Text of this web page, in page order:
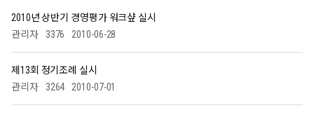
2010년 상반기 경영평가 워크샾 실시
관리자
3376 2010-06-28
제13회 정기조례 실시
관리자
3264 2010-07-01